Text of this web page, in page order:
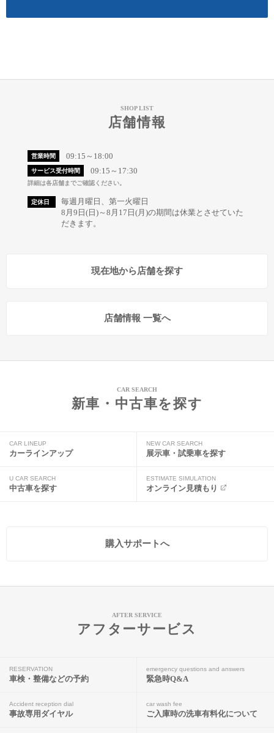
SHOP LIST
店舗情報
営業時間 09:15～18:00
サービス受付時間 09:15～17:30
詳細は各店舗までご確認ください。
定休日
毎週月曜日、第一火曜日
8月9日(日)～8月17日(月)の期間は休業とさせていた
だきます。
現在地から店舗を探す
店舗情報 一覧へ
CAR SEARCH
新車・中古車を探す
CAR LINEUP
カーラインアップ
NEW CAR SEARCH
展示車・試乗車を探す
U CAR SEARCH
中古車を探す
ESTIMATE SIMULATION
オンライン見積もり
購入サポートへ
AFTER SERVICE
アフターサービス
RESERVATION
車検・整備などの予約
emergency questions and answers
緊急時Q&A
Accident reception dial
事故専用ダイヤル
car wash fee
ご入庫時の洗車有料化について